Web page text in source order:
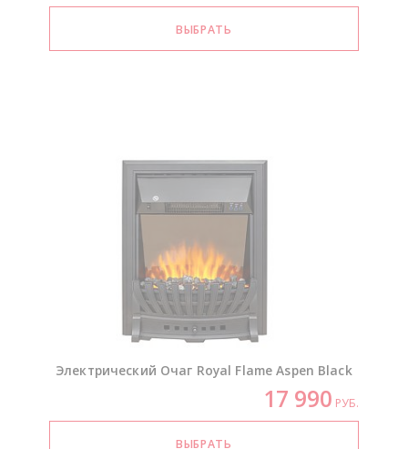
Электрический Очаг Royal Flame Aspen Black
17 990 РУБ.